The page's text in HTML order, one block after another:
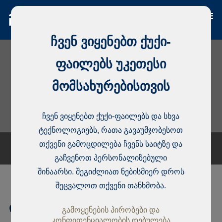
ინდივიდუალური სახლი, Lekki
ჩვენ ვიყენებთ ქუქი-
ფაილებს უკეთესი
მომსახურებისთვის
ჩვენ ვიყენებთ ქუქი-ფაილებს და სხვა
ტექნოლოგიებს, რათა გავაუმჯობესოთ
თქვენი გამოცდილება ჩვენს საიტზე და
გაჩვენოთ პერსონალიზებული
შინაარსი. შეგიძლიათ ნებისმიერ დროს
შეცვალოთ თქვენი თანხმობა.
გამოყენების პირობები და
კონფიდენციალობის დებულება